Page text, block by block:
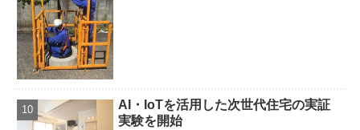
AI・IoTを活用した次世代住宅の実証
実験を開始